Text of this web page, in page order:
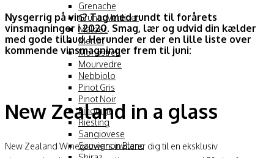
Grenache
Grüner Veltliner
Malbec
Merlot
Monastrell
Mourvedre
Nebbiolo
Pinot Gris
Pinot Noir
Pinotage
Riesling
Sangiovese
Sauvignon Blanc
Nysgerrig på vin? Tag med rundt til forårets
vinsmagninger i 2020. Smag, lær og udvid din kælder
med gode tilbud. Herunder er der en lille liste over
kommende vinsmagninger frem til juni:
New Zealand in a glass
New Zealand Winegrowers inviterer dig til en eksklusiv